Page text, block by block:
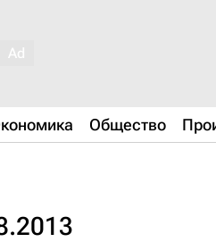
Общество